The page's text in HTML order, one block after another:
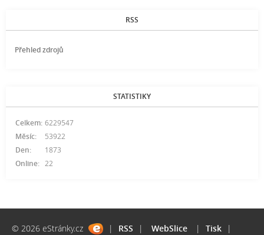
RSS
Přehled zdrojů
STATISTIKY
Online: 22
Celkem: 6229547
Měsíc:
53922
Den:
1873
© 2026 eStránky.cz | RSS | WebSlice | Tisk
|